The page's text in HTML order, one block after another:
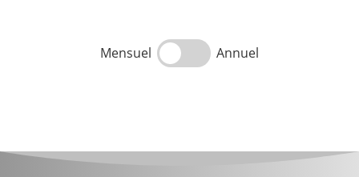
Mensuel Annuel